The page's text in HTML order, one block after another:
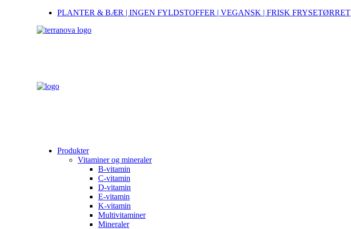
PLANTER & BÆR | INGEN FYLDSTOFFER | VEGANSK | FRISK FRYSETØRRET
Produkter
Vitaminer og mineraler
B-vitamin
C-vitamin
D-vitamin
E-vitamin
K-vitamin
Multivitaminer
Mineraler